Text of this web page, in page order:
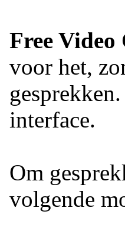
Free
voor het,
interface.
Om
volgende